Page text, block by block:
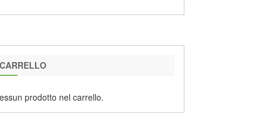
CARRELLO
prodotto nel carrello.